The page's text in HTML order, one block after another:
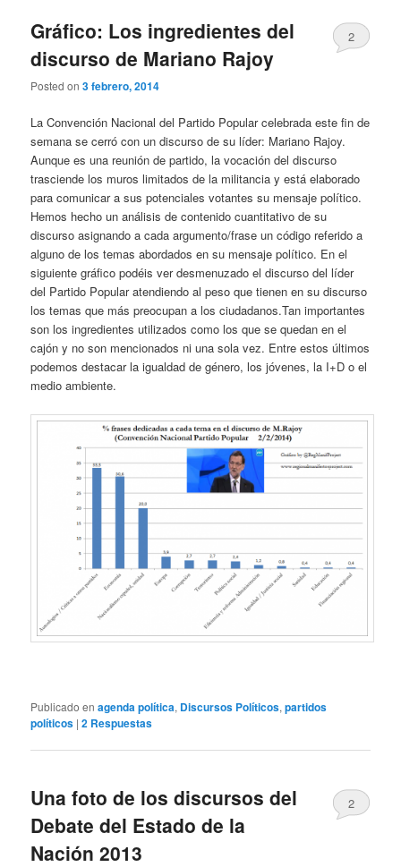
Gráfico: Los ingredientes del
discurso de Mariano Rajoy
Posted on3 febrero, 2014
2
La Convención Nacional del Partido Popular celebrada este fin de
semana se cerró con un discurso de su líder: Mariano Rajoy.
Aunque es una reunión de partido, la vocación del discurso
trasciende los muros limitados de la militancia y está elaborado
para comunicar a sus potenciales votantes su mensaje político.
Hemos hecho un análisis de contenido cuantitativo de su
discurso asignando a cada argumento/frase un código referido a
alguno de los temas abordados en su mensaje político. En el
siguiente gráfico podéis ver desmenuzado el discurso del líder
del Partido Popular atendiendo al peso que tienen en su discurso
los temas que más preocupan a los ciudadanos.Tan importantes
son los ingredientes utilizados como los que se quedan en el
cajón y no son mencionados ni una sola vez. Entre estos últimos
podemos destacar la igualdad de género, los jóvenes, la I+D o el
medio ambiente.
Publicado en agenda política, Discursos Políticos,partidos
políticos |2 Respuestas
Una foto de los discursos del
Debate del Estado de la
Nación 2013
2